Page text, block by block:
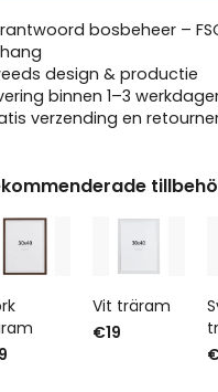
bosbeheer –
design & productie
binnen 1–3
verzending en
Vit träram
€19